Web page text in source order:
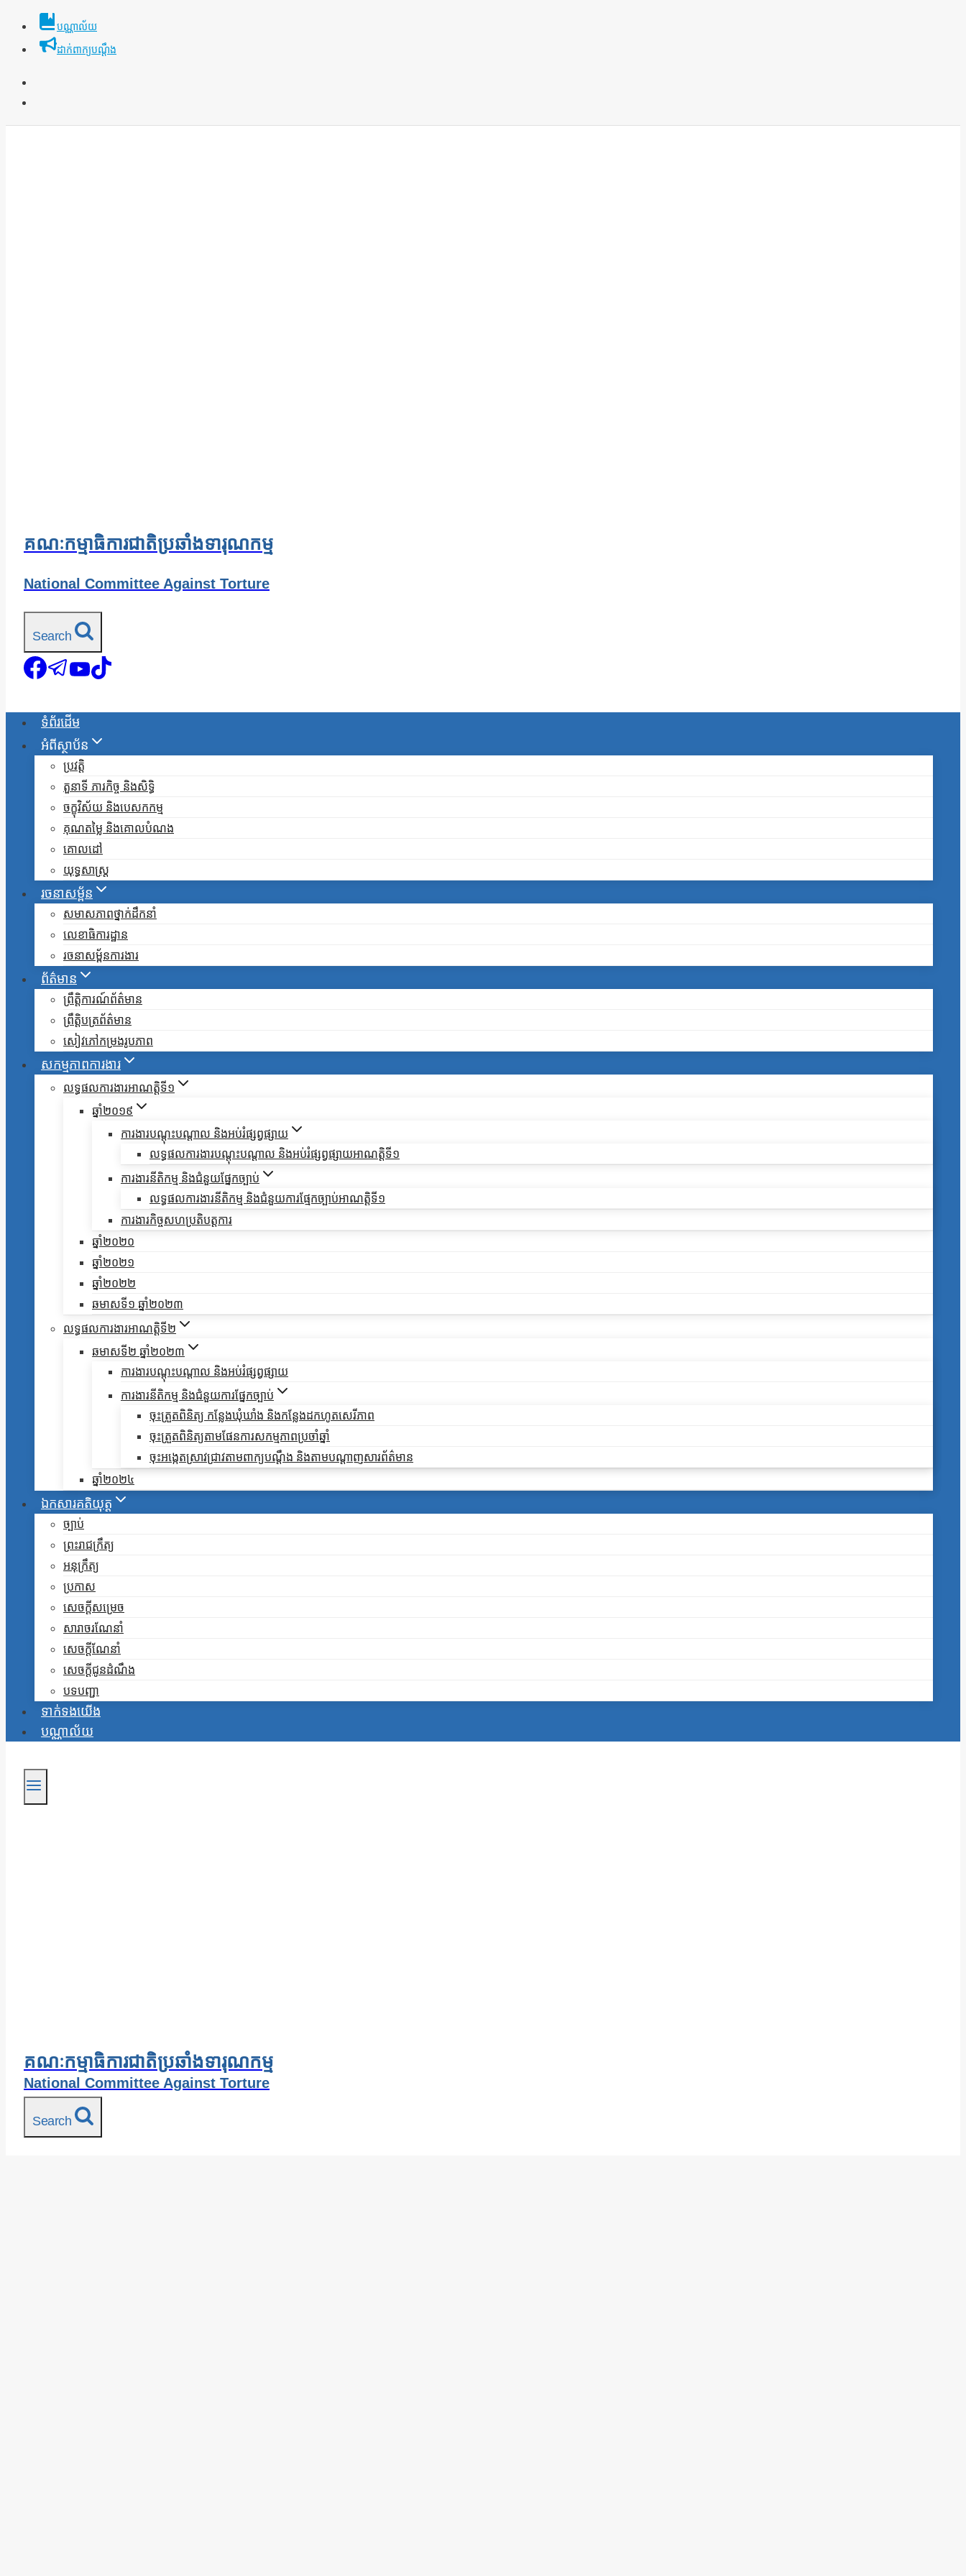
Skip
បណ្ណាល័យ
ដាក់ពាក្យបណ្ដឹង
គណៈកម្មាធិការជាតិប្រឆាំងទារុណកម្ម
National Committee Against Torture
Search
ទំព័រដើម
អំពីស្ថាប័ន
ប្រវត្តិ
តួនាទី ភារកិច្ច និងសិទ្ធិ
ចក្ខុវិស័យ និងបេសកកម្ម
គុណតម្លៃ និងគោលបំណង
គោលដៅ
យុទ្ធសាស្ត្រ
រចនាសម្ព័ន
សមាសភាពថ្នាក់ដឹកនាំ
លេខាធិការដ្ឋាន
រចនាសម្ព័នការងារ
ព័ត៌មាន
ព្រឹត្តិការណ៍ព័ត៌មាន
ព្រឹត្តិបត្រព័ត៌មាន
សៀវភៅកម្រងរូបភាព
សកម្មភាពការងារ
លទ្ធផលការងារអាណត្តិទី១
ឆ្នាំ២០១៩
ការងារបណ្តុះបណ្តាល និងអប់រំផ្សព្វផ្សាយ
លទ្ធផលការងារបណ្តុះបណ្តាល និងអប់រំផ្សព្វផ្សាយអាណត្តិទី១
ការងារនីតិកម្ម និងជំនួយផ្នែកច្បាប់
លទ្ធផលការងារនីតិកម្ម និងជំនួយការផ្មែកច្បាប់អាណត្តិទី១
ការងារកិច្ចសហប្រតិបត្តការ
ឆ្នាំ២០២០
ឆ្នាំ២០២១
ឆ្នាំ២០២២
ឆមាសទី១ ឆ្នាំ២០២៣
លទ្ធផលការងារអាណត្តិទី២
ឆមាសទី២ ឆ្នាំ២០២៣
ការងារបណ្តុះបណ្តាល និងអប់រំផ្សព្វផ្សាយ
ការងារនីតិកម្ម និងជំនួយការផ្នែកច្បាប់
ចុះត្រួតពិនិត្យ កន្លែងឃុំឃាំង និងកន្លែងដកហូតសេរីភាព
ចុះត្រួតពិនិត្យតាមផែនការសកម្មភាពប្រចាំឆ្នាំ
ចុះអង្កេតស្រាវជ្រាវតាមពាក្យបណ្តឹង និងតាមបណ្តាញសារព័ត៌មាន
ឆ្នាំ២០២៤
ឯកសារគតិយុត្ត
ច្បាប់
ព្រះរាជក្រឹត្យ
អនុក្រឹត្យ
ប្រកាស
សេចក្តីសម្រេច
សារាចរណែនាំ
សេចក្តីណែនាំ
សេចក្តីជូនដំណឹង
បទបញ្ជា
ទាក់ទងយើង
បណ្ណាល័យ
គណៈកម្មាធិការជាតិប្រឆាំងទារុណកម្ម
National Committee Against Torture
Search